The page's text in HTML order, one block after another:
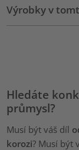
powered
Výrobky v
Hledáte
průmysl?
Musí být váš díl
korozi? Musí být